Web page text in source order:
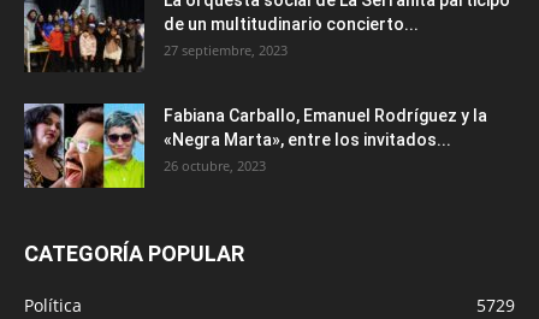
de un multitudinario concierto...
27 septiembre, 2023
Fabiana Carballo, Emanuel Rodríguez y la
«Negra Marta», entre los invitados...
26 octubre, 2023
CATEGORÍA POPULAR
Política
5729